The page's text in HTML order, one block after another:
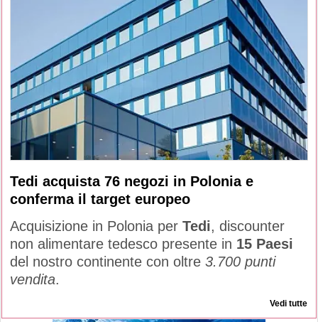
Tedi acquista 76 negozi in Polonia e
conferma il target europeo
Acquisizione in Polonia per Tedi, discounter
non alimentare tedesco presente in 15 Paesi
del nostro continente con oltre 3.700 punti
vendita.
Vedi tutte